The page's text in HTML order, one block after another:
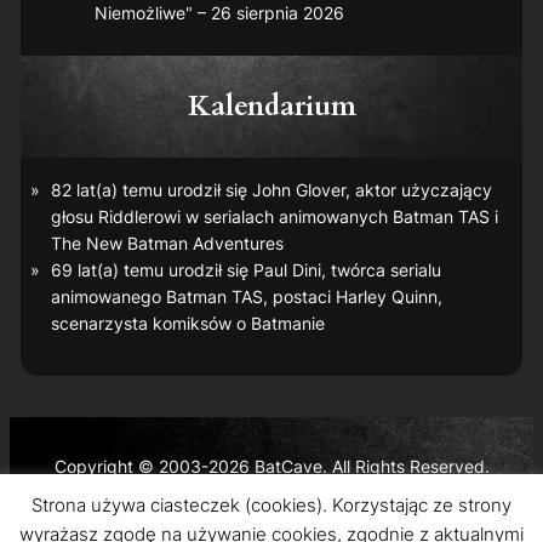
Niemożliwe" – 26 sierpnia 2026
Kalendarium
82 lat(a) temu urodził się John Glover, aktor użyczający
głosu Riddlerowi w serialach animowanych Batman TAS i
The New Batman Adventures
69 lat(a) temu urodził się Paul Dini, twórca serialu
animowanego Batman TAS, postaci Harley Quinn,
scenarzysta komiksów o Batmanie
Copyright © 2003-2026 BatCave. All Rights Reserved.
Batman and all related characters and elements are the
trademarks of © DC Comics and Warner Bros. Entertainment
Strona używa ciasteczek (cookies). Korzystając ze strony
wyrażasz zgodę na używanie cookies, zgodnie z aktualnymi